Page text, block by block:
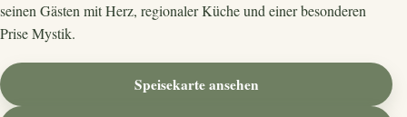
seinen Gästen mit Herz, regionaler Küche und einer besonderen
Prise Mystik.
Speisekarte ansehen